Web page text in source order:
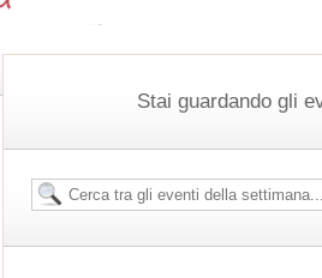
Stai guardando gli